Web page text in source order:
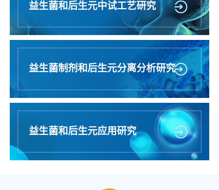
益生菌和后生元中试工艺研究
益生菌制剂和后生元分离分析研究
益生菌和后生元应用研究